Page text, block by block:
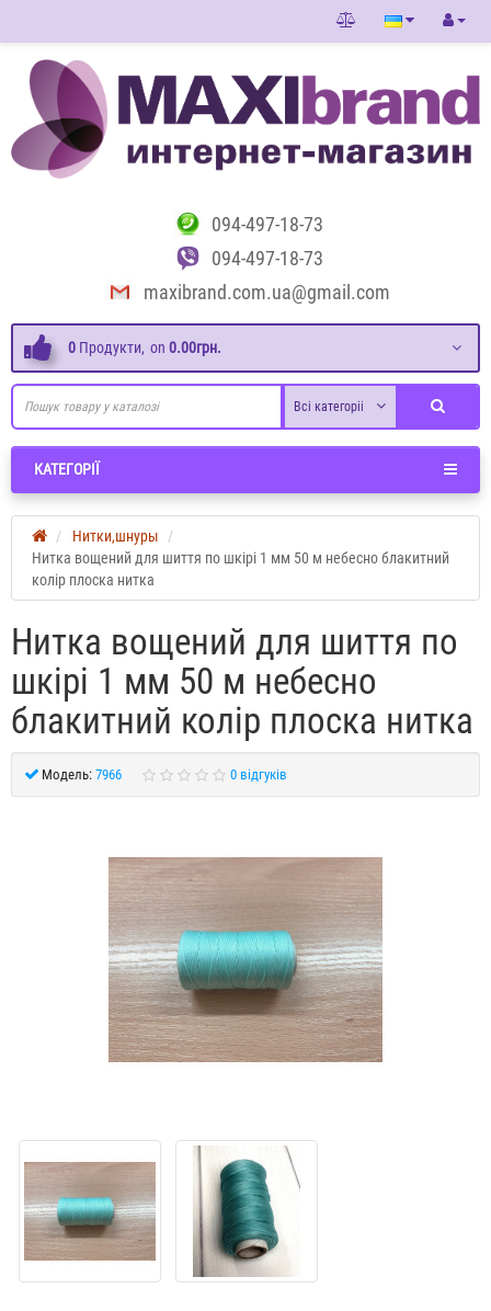
094-497-18-73
094-497-18-73
maxibrand.com.ua@gmail.com
0 Продукти, on 0.00грн.
Всі категоріі
КАТЕГОРІЇ
Нитки,шнуры
Нитка вощений для шиття по шкірі 1 мм 50 м небесно блакитний
колір плоска нитка
Нитка вощений для шиття по
шкірі 1 мм 50 м небесно
блакитний колір плоска нитка
Модель: 7966 0 відгуків